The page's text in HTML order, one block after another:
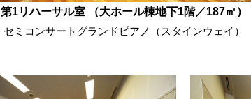
第1リハーサル室 （大ホール棟地下1階／187㎡）
セミコンサートグランドピアノ（スタインウェイ）